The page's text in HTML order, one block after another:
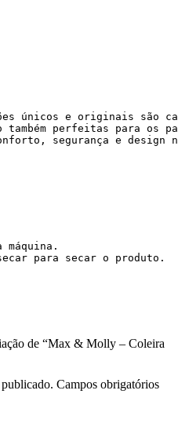
únicos e originais são
também perfeitas para os
segurança e design
máquina.
para secar o produto.
de “Max & Molly – Coleira
Campos obrigatórios